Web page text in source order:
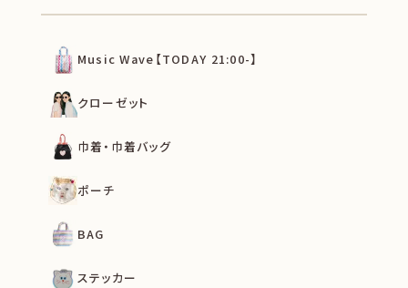
Music Wave【TODAY 21:00-】
クローゼット
巾着・巾着バッグ
ポーチ
BAG
ステッカー